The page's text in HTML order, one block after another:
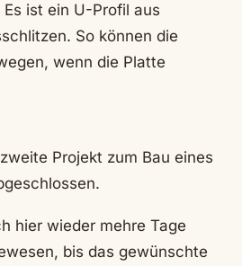
ist ein U-Profil aus
So können die
wenn die Platte
Projekt zum Bau eines
hier wieder mehre Tage
bis das gewünschte